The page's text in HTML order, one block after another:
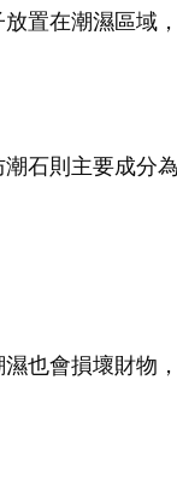
置在潮濕區域
石則主要成分
也會損壞財物